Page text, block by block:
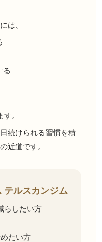
は、
る
。
続けられる習慣を積
近道です。
テルスカンジム
らしたい方
たい方